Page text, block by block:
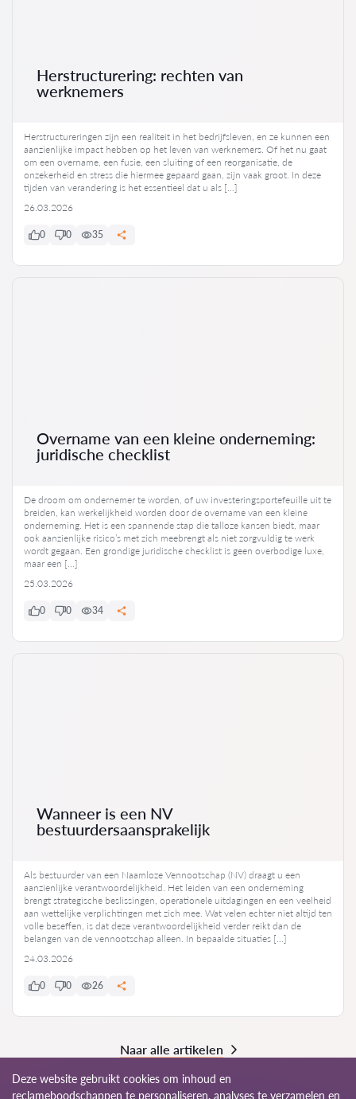
Herstructurering: rechten van
werknemers
Herstructureringen zijn een realiteit in het bedrijfsleven, en ze kunnen een
aanzienlijke impact hebben op het leven van werknemers. Of het nu gaat
om een overname, een fusie, een sluiting of een reorganisatie, de
onzekerheid en stress die hiermee gepaard gaan, zijn vaak groot. In deze
tijden van verandering is het essentieel dat u als […]
26.03.2026
0 0 35
Overname van een kleine onderneming:
juridische checklist
De droom om ondernemer te worden, of uw investeringsportefeuille uit te
breiden, kan werkelijkheid worden door de overname van een kleine
onderneming. Het is een spannende stap die talloze kansen biedt, maar
ook aanzienlijke risico’s met zich meebrengt als niet zorgvuldig te werk
wordt gegaan. Een grondige juridische checklist is geen overbodige luxe,
maar een […]
25.03.2026
0 0 34
Wanneer is een NV
bestuurdersaansprakelijk
Als bestuurder van een Naamloze Vennootschap (NV) draagt u een
aanzienlijke verantwoordelijkheid. Het leiden van een onderneming
brengt strategische beslissingen, operationele uitdagingen en een veelheid
aan wettelijke verplichtingen met zich mee. Wat velen echter niet altijd ten
volle beseffen, is dat deze verantwoordelijkheid verder reikt dan de
belangen van de vennootschap alleen. In bepaalde situaties […]
24.03.2026
0 0 26
Naar alle artikelen
Deze website gebruikt cookies om inhoud en
reclameboodschappen te personaliseren, analyses te verzamelen en